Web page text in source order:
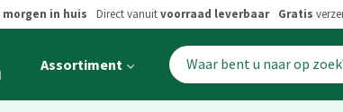
morgen in huis Direct vanuitvoorraad leverbaar Gratis
Open
menu
Assortiment